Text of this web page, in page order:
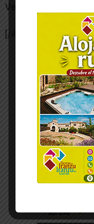
Vehículos”, ha
[/ihc-hide-content]